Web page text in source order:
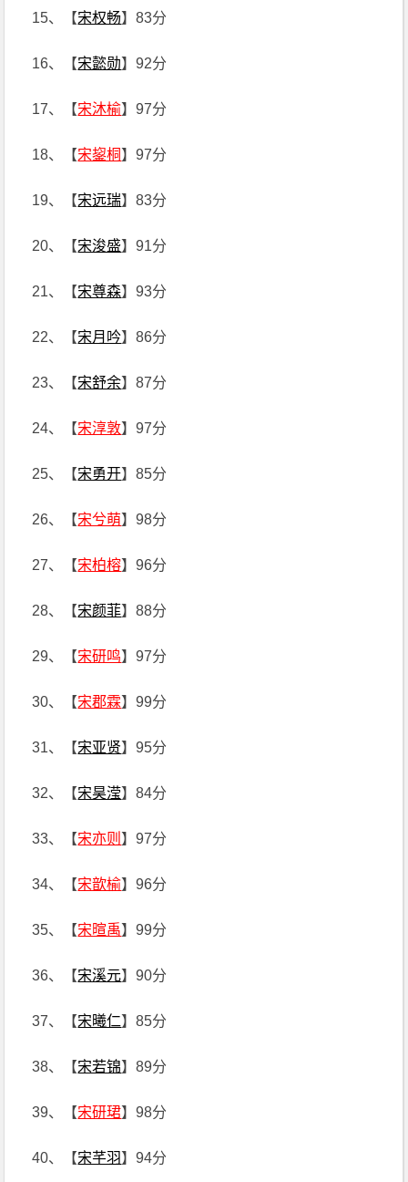
15、【宋权畅】83分
16、【宋懿勋】92分
17、【宋沐榆】97分
18、【宋鋆桐 】97分
19、【宋远瑞】83分
20、【宋浚盛】91分
21、【宋尊森】93分
22、【宋月吟】86分
23、【宋舒余】87分
24、【宋淳敦】97分
25、【宋勇开】85分
26、【宋兮萌】98分
27、【宋柏榕】96分
28、【宋颜菲】88分
29、【宋研鸣】97分
30、【宋郡霖】99分
31、【宋亚贤】95分
32、【宋昊滢】84分
33、【宋亦则 】97分
34、【宋歆榆】96分
35、【宋暄禹】99分
36、【宋溪元】90分
37、【宋曦仁】85分
38、【宋若锦】89分
39、【宋研珺】98分
40、【宋芊羽 】94分